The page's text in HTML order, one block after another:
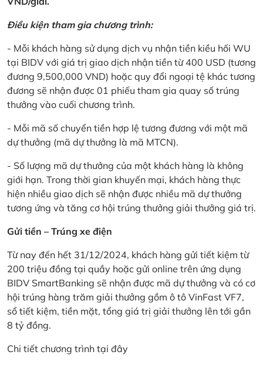
Điều kiện tham gia chương trình:
- Mỗi khách hàng sử dụng dịch vụ nhận tiền kiều hối WU
tại BIDV với giá trị giao dịch nhận tiền từ 400 USD (tương
đương 9,500,000 VND) hoặc quy đổi ngoại tệ khác tương
đương sẽ nhận được 01 phiếu tham gia quay số trúng
thưởng vào cuối chương trình.
- Mỗi mã số chuyển tiền hợp lệ tương đương với một mã
dự thưởng (mã dự thưởng là mã MTCN).
- Số lượng mã dự thưởng của một khách hàng là không
giới hạn. Trong thời gian khuyến mại, khách hàng thực
hiện nhiều giao dịch sẽ nhận được nhiều mã dự thưởng
tương ứng và tăng cơ hội trúng thưởng giải thưởng giá trị.
Gửi tiền – Trúng xe điện
Từ nay đến hết 31/12/2024, khách hàng gửi tiết kiệm từ
200 triệu đồng tại quầy hoặc gửi online trên ứng dụng
BIDV SmartBanking sẽ nhận được mã dự thưởng và có cơ
hội trúng hàng trăm giải thưởng gồm ô tô VinFast VF7,
sổ tiết kiệm, tiền mặt, tổng giá trị giải thưởng lên tới gần
8 tỷ đồng.
Chi tiết chương trình tại đây